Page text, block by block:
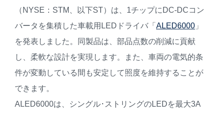
（NYSE：STM、以下ST）は、1チップにDC-DCコン
バータを集積した車載用LEDドライバ「 ALED6000 」
を発表しました。同製品は、部品点数の削減に貢献
し、柔軟な設計を実現します。また、車両の電気的条
件が変動している間も安定して照度を維持することが
できます。
ALED6000は、シングル･ストリングのLEDを最大3A